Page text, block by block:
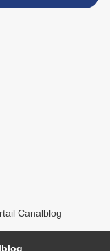
Canalblog